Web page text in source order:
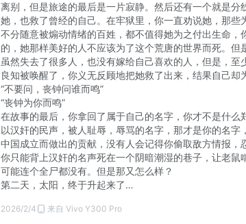
离别，但是旅途的最后是一片寂静。然后还有一个就是分
她，也救了曾经的自己。在牢狱里，你一直劝说她，那些
不分随意被煽动情绪的百姓，都不值得她为之付出生命，
的，她那样美好的人不应该为了这个荒唐的世界而死。但
虽然失去了很多人，也没有嫁给自己喜欢的人，但是，至
良知被唤醒了，你义无反顾地把她救了出来，结果自己却
“不要问，丧钟问谁而鸣”
“丧钟为你而鸣”
在故事的最后，你拿回了属于自己的名字，你才不是什么
以汉奸的民声，被人耻辱，辱骂的名字，那才是你的名
中国成立而做出的贡献，没有人会记得你偷取敌方情报，
你只能背上汉奸的名声死在一个阴暗潮湿的巷子，让老鼠
可能连个全尸都没有。但是那又怎么样？
第二天，太阳，终于升起来了…
2026/2/4 来自 Vivo Y300 Pro